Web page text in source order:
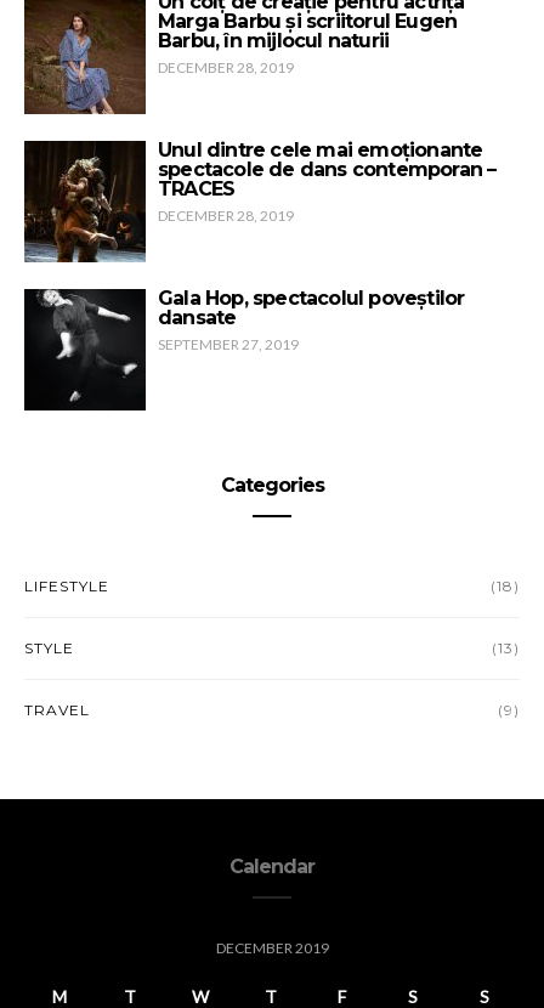
Marga Barbu și scriitorul Eugen
Barbu, în mijlocul naturii
DECEMBER 28, 2019
Unul dintre cele mai emoționante
spectacole de dans contemporan –
TRACES
DECEMBER 28, 2019
Gala Hop, spectacolul poveștilor
dansate
SEPTEMBER 27, 2019
Categories
LIFESTYLE (18)
STYLE (13)
TRAVEL (9)
Calendar
DECEMBER 2019
M T W T F S S